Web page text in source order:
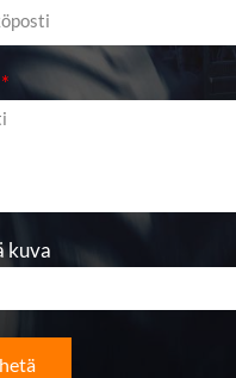
kuva